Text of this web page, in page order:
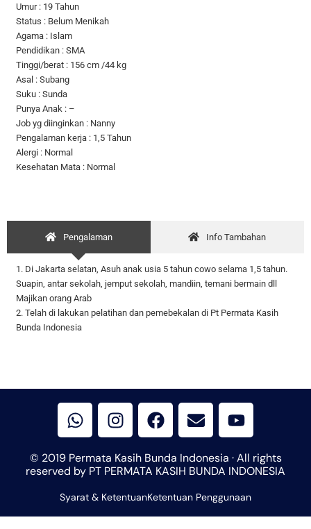
Umur : 19 Tahun
Status : Belum Menikah
Agama : Islam
Pendidikan : SMA
Tinggi/berat : 156 cm /44 kg
Asal : Subang
Suku : Sunda
Punya Anak : –
Job yg diinginkan : Nanny
Pengalaman kerja : 1,5 Tahun
Alergi : Normal
Kesehatan Mata : Normal
Pengalaman Info Tambahan
1. Di Jakarta selatan, Asuh anak usia 5 tahun cowo selama 1,5 tahun.
Suapin, antar sekolah, jemput sekolah, mandiin, temani bermain dll
Majikan orang Arab
2. Telah di lakukan pelatihan dan pemebekalan di Pt Permata Kasih
Bunda Indonesia
h
a
t
s
a
p
p
n
s
t
a
r
a
a
c
b
o
k
n
v
e
l
p
e
o
u
t
u
e
© 2019 Permata Kasih Bunda Indonesia · All rights
reserved by PT PERMATA KASIH BUNDA INDONESIA
Syarat & KetentuanKetentuan Penggunaan